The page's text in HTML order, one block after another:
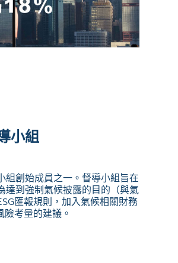
小組
組創始成員之一。督導小組旨在
達到強制氣候披露的目的（與氣
匯報規則，加入氣候相關財務
考量的建議。